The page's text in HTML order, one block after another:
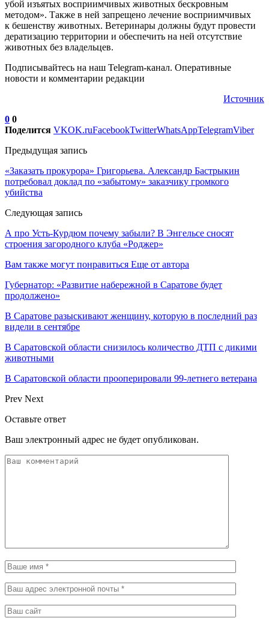
убой изъятых восприимчивых животных бескровным
методом». Также в ней запрещено лечение восприимчивых
к бешенству животных. Ветеринары должны будут провести
дератизацию территории и обеспечить на ней отсутствие
животных без владельцев.
Подписывайтесь на наш Telegram-канал. Оперативные
новости и комментарии редакции
Источник
0 0
Поделится VKOK.ruFacebookTwitterWhatsAppTelegramViber
Предыдущая запись
«Заказать прокурора» Григорьева. Александр Бастрыкин
потребовал доклад по «забытому» заказчику громкого
убийства
Следующая запись
А про Усть-Курдюм почему забыли? В Энгельсе сносят
строения загородного клуба «Роджер»
Вам также могут понравиться Еще от автора
Губернатор: «Развитие набережной в Саратове будет
продолжено»
В Саратове разыскивают женщину, которую в последний раз
видели в сентябре
В Саратовской области снизилось количество ДТП с дикими
животными
В Саратовской области прооперировали 99-летнего ветерана
Prev Next
Оставьте ответ
Ваш электронный адрес не будет опубликован.